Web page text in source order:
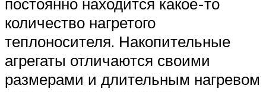
количество нагретого
теплоносителя. Накопительные
агрегаты отличаются своими
размерами и длительным нагревом